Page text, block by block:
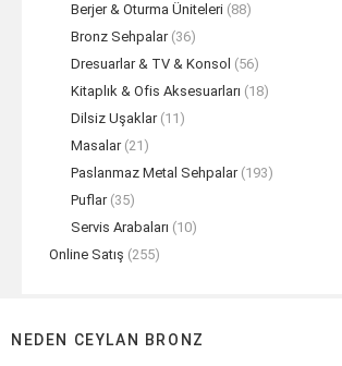
Berjer & Oturma Üniteleri (88)
Bronz Sehpalar (36)
Dresuarlar & TV & Konsol (56)
Kitaplık & Ofis Aksesuarları (18)
Dilsiz Uşaklar (11)
Masalar (21)
Paslanmaz Metal Sehpalar (193)
Puflar (35)
Servis Arabaları (10)
Online Satış (255)
NEDEN CEYLAN BRONZ